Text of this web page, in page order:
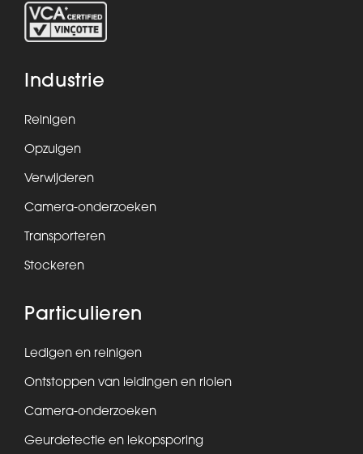
Industrie
Reinigen
Opzuigen
Verwijderen
Camera-onderzoeken
Transporteren
Stockeren
Particulieren
Ledigen en reinigen
Ontstoppen van leidingen en riolen
Camera-onderzoeken
Geurdetectie en lekopsporing